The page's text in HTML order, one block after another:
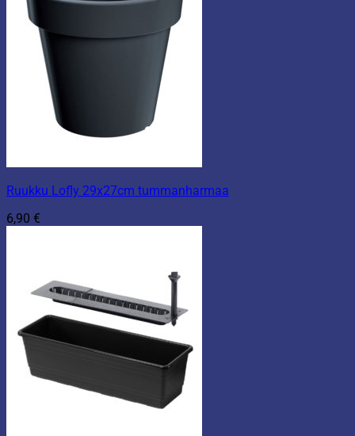
Ruukku Lofly 29x27cm tummanharmaa
6,90 €